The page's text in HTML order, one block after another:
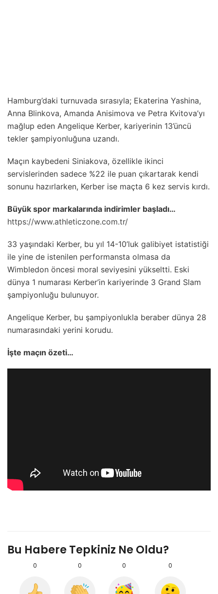
Hamburg’daki turnuvada sırasıyla; Ekaterina Yashina,
Anna Blinkova, Amanda Anisimova ve Petra Kvitova’yı
mağlup eden Angelique Kerber, kariyerinin 13’üncü
tekler şampiyonluğuna uzandı.
Maçın kaybedeni Siniakova, özellikle ikinci
servislerinden sadece %22 ile puan çıkartarak kendi
sonunu hazırlarken, Kerber ise maçta 6 kez servis kırdı.
Büyük spor markalarında indirimler başladı…
https://www.athleticzone.com.tr/
33 yaşındaki Kerber, bu yıl 14-10’luk galibiyet istatistiği
ile yine de istenilen performansta olmasa da
Wimbledon öncesi moral seviyesini yükseltti. Eski
dünya 1 numarası Kerber’in kariyerinde 3 Grand Slam
şampiyonluğu bulunuyor.
Angelique Kerber, bu şampiyonlukla beraber dünya 28
numarasındaki yerini korudu.
İşte maçın özeti…
Bu Habere Tepkiniz Ne Oldu?
0 0 0 0